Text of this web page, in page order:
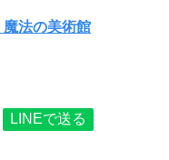
法の美術館
LINEで送る